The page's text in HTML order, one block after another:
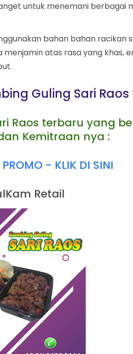
untuk menemani berbagai
bahan bahan racikan
atas rasa yang khas,
Guling Sari Raos
Raos terbaru yang
Kemitraan nya :
- KLIK DI SINI
Retail